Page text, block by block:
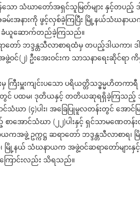
သော သံဃာတော်အရှင်သူမြတ်များ နှင့်တပည့်
နားကို ဖွင့်လှစ်ခဲ့ကြပြီး မြို့နယ်သံဃနာယကအဖွဲ့
သီလ ခံယူဆောက်တည်ခဲ့ကြသည်။
ဘဒ္ဒန္တသီလာစာရထံမှ တပည့်ဒါယကာ၊ ဒ
င်(၂) ဦးအေးဝင်းက သာသနာရေးဆိုင်ရာ ကိစ္
းမှူးကျင်းပသော ပရိယတ္တိသဒ္ဓမ္မဟိတကာရီ
တွင် ပထမ၊ ဒုတိယနှင့် တတိယဆုရရှိခဲ့ကြသည့် အ
ဃာ (၄)ပါး၊ အခြေပြုမူလတန်းတွင် အော
ည့် စာအောင်သံဃာ (၂၂)ပါးနှင့် ရှင်သာမဏေတ
အဖွဲ့ ဥက္ကဋ္ဌ ဆရာတော် ဘဒ္ဒန္တသီလာစာရ၊
တ၊ မြို့နယ် သံဃနာယက အဖွဲ့ဝင်ဆရာတော်များနှ
ြောင်းလည်း သိရသည်။